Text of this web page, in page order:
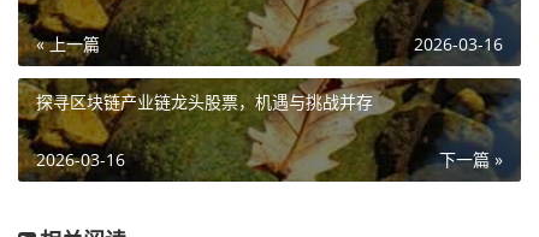
« 上一篇 2026-03-16
探寻区块链产业链龙头股票，机遇与挑战并存
下一篇 »
2026-03-16